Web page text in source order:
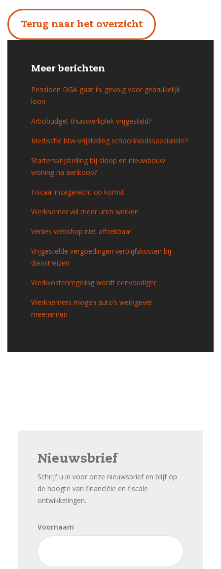
Terug naar het overzicht
Meer berichten
Pensioen DGA gaat in: gevolg voor gebruikelijk
loon
Arbobudget thuiswerkplek vrijgesteld?
Medische btw-vrijstelling schoonheidsspecialiste?
Startersvrijstelling bij sloop en nieuwbouw
woning na aankoop?
Fiscaal inzagerecht op komst
Werknemer wil meer uren werken
Verlies webshop niet aftrekbaar
Vrijgestelde vergoedingen verblijfskosten bij
dienstreizen
Werkkostenregeling wordt eenvoudiger
Werknemers mogen auto’s werkgever
meenemen
Nieuwsbrief
Schrijf u in voor onze nieuwsbrief en blijf op
de hoogte van financiële en fiscale
ontwikkelingen.
Voornaam